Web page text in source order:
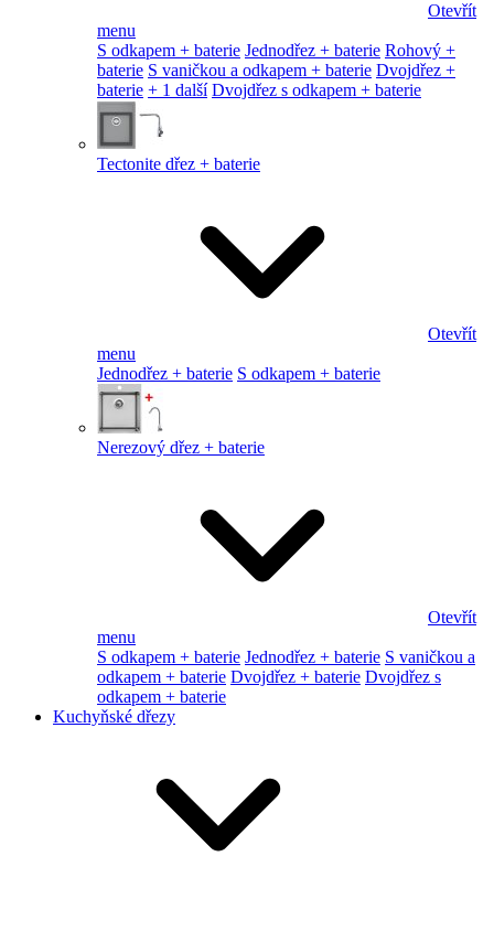
Otevřít
menu
S odkapem + baterie Jednodřez + baterie Rohový +
baterie S vaničkou a odkapem + baterie Dvojdřez +
baterie + 1 další Dvojdřez s odkapem + baterie
Tectonite dřez + baterie
Otevřít
menu
Jednodřez + baterie S odkapem + baterie
Nerezový dřez + baterie
Otevřít
menu
S odkapem + baterie Jednodřez + baterie S vaničkou a
odkapem + baterie Dvojdřez + baterie Dvojdřez s
odkapem + baterie
Kuchyňské dřezy